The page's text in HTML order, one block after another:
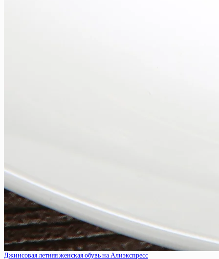
Джинсовая летняя женская обувь на Алиэкспресс